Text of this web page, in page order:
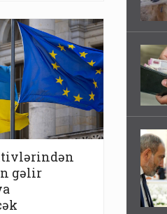
gəlir